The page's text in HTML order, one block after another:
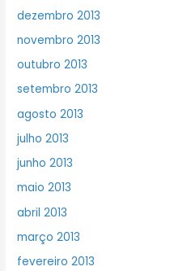
dezembro 2013
novembro 2013
outubro 2013
setembro 2013
agosto 2013
julho 2013
junho 2013
maio 2013
abril 2013
março 2013
fevereiro 2013